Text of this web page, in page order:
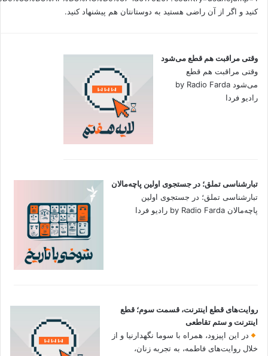
کنید و اگر از آن راضی هستید به دوستانتان هم پیشنهاد کنید.
وقتی مراقبت هم قطع می‌شود
وقتی مراقبت هم قطع
می‌شود by Radio Farda
رادیو فردا
تبارشناسی تملق؛ در جستجوی اولین‌ پاچه‌مالان
تبارشناسی تملق؛ در جستجوی اولین‌
پاچه‌مالان by Radio Farda رادیو فردا
روایت‌های قطع اینترنت، قسمت سوم؛ قطع
اینترنت و ستم تقاطعی
در این اپیزود، همراه با سوما نگهدارنیا و از
خلال روایت‌های فاطمه، به تجربه زنان،